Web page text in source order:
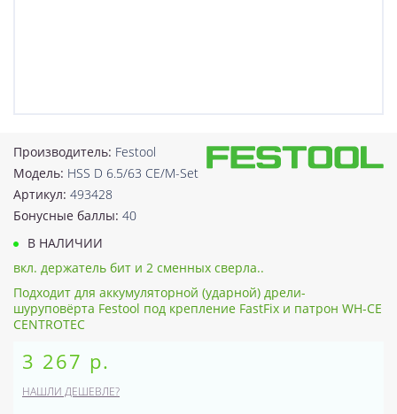
Производитель: Festool
Модель: HSS D 6.5/63 CE/M-Set
Артикул: 493428
Бонусные баллы: 40
В НАЛИЧИИ
вкл. держатель бит и 2 сменных сверла..
Подходит для аккумуляторной (ударной) дрели-
шуруповёрта Festool под крепление FastFix и патрон WH-CE
CENTROTEC
3 267 р.
НАШЛИ ДЕШЕВЛЕ?